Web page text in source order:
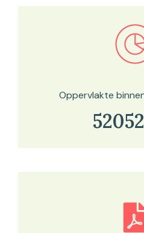
Bekijk in onze
Oppervlakte